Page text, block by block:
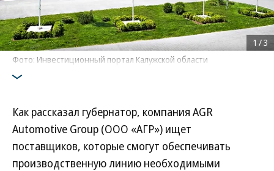
Фото: Инвестиционный портал Калужской области
1 /3
Как рассказал губернатор, компания AGR
Automotive Group (ООО «АГР») ищет
поставщиков, которые смогут обеспечивать
производственную линию необходимыми